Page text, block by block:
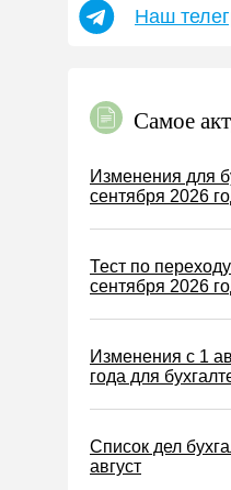
УСН
Земельный
Налог на
Торговый
Туристический
Водный налог
Налог на
Акцизы
Наш
Самое
Изменения для
сентября 2026
Тест по
сентября 2026
Изменения с 1
года для
Список дел
август